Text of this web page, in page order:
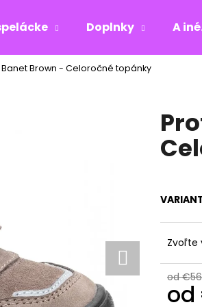
Doplnky A
Brown - Celoročné topánky
Zvoľte
od
od
Čo potrebujete nájsť?